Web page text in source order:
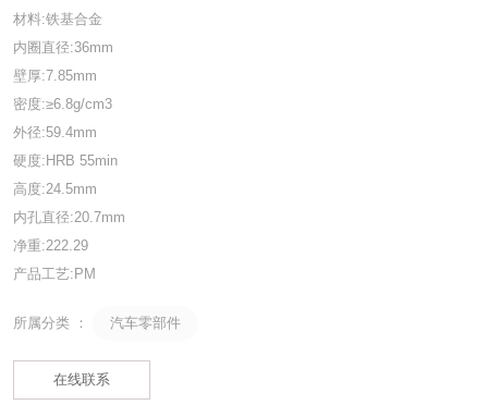
材料:铁基合金
内圈直径:36mm
壁厚:7.85mm
密度:≥6.8g/cm3
外径:59.4mm
硬度:HRB 55min
高度:24.5mm
内孔直径:20.7mm
净重:222.29
产品工艺:PM
所属分类 ： 汽车零部件
在线联系